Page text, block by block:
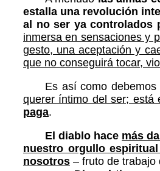
estalla una revolución
al no ser ya controlados
inmersa en sensaciones y
gesto, una aceptación y
que no conseguirá tocar,
Es así como
querer íntimo del ser; está
paga.
El diablo hace más
nuestro orgullo
nosotros – fruto de trabajo